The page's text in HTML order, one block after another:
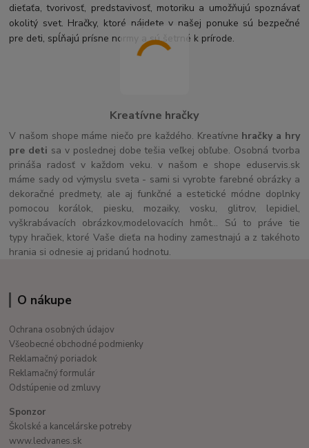
dieťaťa, tvorivosť, predstavivosť, motoriku a umožňujú spoznávať
okolitý svet. Hračky, ktoré nájdete v našej ponuke sú bezpečné
pre deti, spĺňajú prísne normy a sú šetrné k prírode.
Kreatívne hračky
V našom shope máme niečo pre každého. Kreatívne hračky a hry
pre deti sa v poslednej dobe tešia veľkej obľube. Osobná tvorba
prináša radosť v každom veku. v našom e shope eduservis.sk
máme sady od výmyslu sveta - sami si vyrobte farebné obrázky a
dekoračné predmety, ale aj funkčné a estetické módne doplnky
pomocou korálok, piesku, mozaiky, vosku, glitrov, lepidiel,
vyškrabávacích obrázkov,modelovacích hmôt... Sú to práve tie
typy hračiek, ktoré Vaše dieťa na hodiny zamestnajú a z takéhoto
hrania si odnesie aj pridanú hodnotu.
O nákupe
Ochrana osobných údajov
Všeobecné obchodné podmienky
Reklamačný poriadok
Reklamačný formulár
Odstúpenie od zmluvy
Sponzor
Školské a kancelárske potreby
www.ledvanes.sk